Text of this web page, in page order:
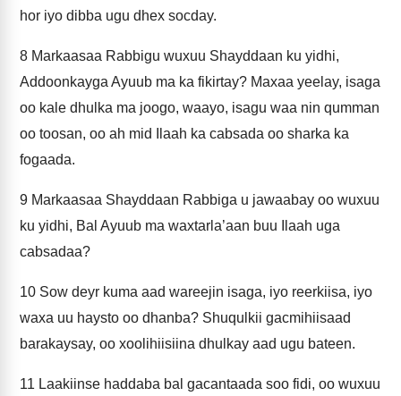
hor iyo dibba ugu dhex socday.
8 Markaasaa Rabbigu wuxuu Shayddaan ku yidhi,
Addoonkayga Ayuub ma ka fikirtay? Maxaa yeelay, isaga
oo kale dhulka ma joogo, waayo, isagu waa nin qumman
oo toosan, oo ah mid Ilaah ka cabsada oo sharka ka
fogaada.
9 Markaasaa Shayddaan Rabbiga u jawaabay oo wuxuu
ku yidhi, Bal Ayuub ma waxtarla’aan buu Ilaah uga
cabsadaa?
10 Sow deyr kuma aad wareejin isaga, iyo reerkiisa, iyo
waxa uu haysto oo dhanba? Shuqulkii gacmihiisaad
barakaysay, oo xoolihiisiina dhulkay aad ugu bateen.
11 Laakiinse haddaba bal gacantaada soo fidi, oo wuxuu